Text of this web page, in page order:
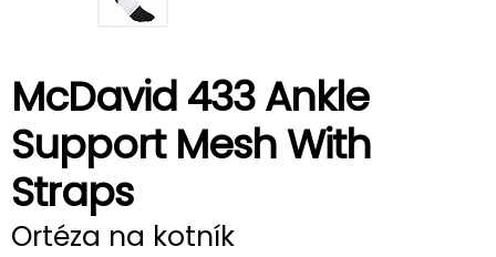
McDavid 433 Ankle
Support Mesh With
Straps
Ortéza na kotník